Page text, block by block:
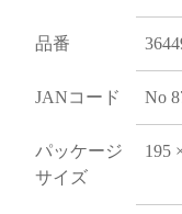
品番
JANコード No
パッケージ
サイズ
195